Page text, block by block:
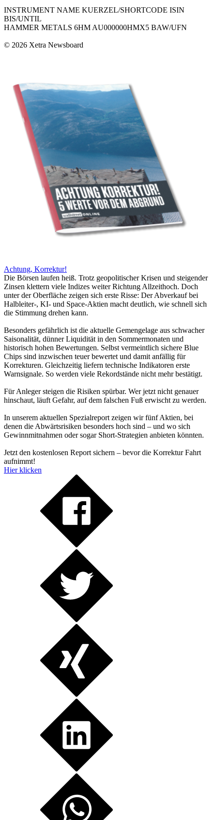
INSTRUMENT NAME KUERZEL/SHORTCODE ISIN
BIS/UNTIL
HAMMER METALS 6HM AU000000HMX5 BAW/UFN
© 2026 Xetra Newsboard
Achtung, Korrektur!
Die Börsen laufen heiß. Trotz geopolitischer Krisen und steigender
Zinsen klettern viele Indizes weiter Richtung Allzeithoch. Doch
unter der Oberfläche zeigen sich erste Risse: Der Abverkauf bei
Halbleiter-, KI- und Space-Aktien macht deutlich, wie schnell sich
die Stimmung drehen kann.
Besonders gefährlich ist die aktuelle Gemengelage aus schwacher
Saisonalität, dünner Liquidität in den Sommermonaten und
historisch hohen Bewertungen. Selbst vermeintlich sichere Blue
Chips sind inzwischen teuer bewertet und damit anfällig für
Korrekturen. Gleichzeitig liefern technische Indikatoren erste
Warnsignale. So werden viele Rekordstände nicht mehr bestätigt.
Für Anleger steigen die Risiken spürbar. Wer jetzt nicht genauer
hinschaut, läuft Gefahr, auf dem falschen Fuß erwischt zu werden.
In unserem aktuellen Spezialreport zeigen wir fünf Aktien, bei
denen die Abwärtsrisiken besonders hoch sind – und wo sich
Gewinnmitnahmen oder sogar Short-Strategien anbieten könnten.
Jetzt den kostenlosen Report sichern – bevor die Korrektur Fahrt
aufnimmt!
Hier klicken